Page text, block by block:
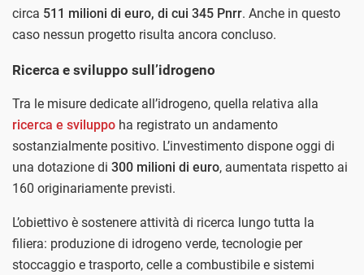
circa 511 milioni di euro, di cui 345 Pnrr. Anche in questo
caso nessun progetto risulta ancora concluso.
Ricerca e sviluppo sull’idrogeno
Tra le misure dedicate all’idrogeno, quella relativa alla
ricerca e sviluppo ha registrato un andamento
sostanzialmente positivo. L’investimento dispone oggi di
una dotazione di 300 milioni di euro, aumentata rispetto ai
160 originariamente previsti.
L’obiettivo è sostenere attività di ricerca lungo tutta la
filiera: produzione di idrogeno verde, tecnologie per
stoccaggio e trasporto, celle a combustibile e sistemi